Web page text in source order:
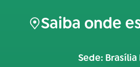
Saiba onde
Sede: Brasília